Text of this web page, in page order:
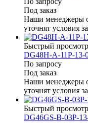
Под заказ
Наши менеджеры
уточнят условия
Быстрый просмотр
DG48H-A-11P-13-
По запросу
Под заказ
Наши менеджеры
уточнят условия
Быстрый просмотр
DG46GS-B-03P-